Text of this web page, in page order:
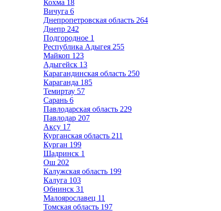
Кохма 18
Вичуга 6
Днепропетровская область 264
Днепр 242
Подгородное 1
Республика Адыгея 255
Майкоп 123
Адыгейск 13
Карагандинская область 250
Караганда 185
Темиртау 57
Сарань 6
Павлодарская область 229
Павлодар 207
Аксу 17
Курганская область 211
Курган 199
Шадринск 1
Ош 202
Калужская область 199
Калуга 103
Обнинск 31
Малоярославец 11
Томская область 197